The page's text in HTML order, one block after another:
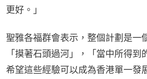
更好。」
聖雅各福群會表示，整個計劃是一
「摸著石頭過河」，「當中所得到
希望這些經驗可以成為香港單一發